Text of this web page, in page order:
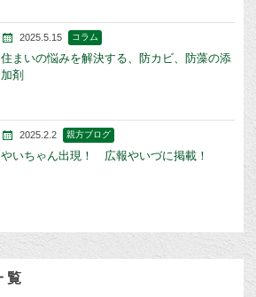
2025.5.15 コラム
住まいの悩みを解決する、防カビ、防藻の添
加剤
2025.2.2 親方ブログ
やいちゃん出現！ 広報やいづに掲載！
覧